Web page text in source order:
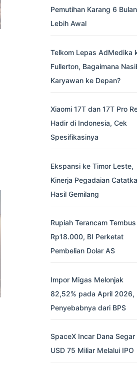
Pemutihan Karang 6 Bulan
Lebih Awal
Telkom Lepas AdMedika
Fullerton, Bagaimana
Karyawan ke Depan?
Xiaomi 17T dan 17T Pro
Hadir di Indonesia, Cek
Spesifikasinya
Ekspansi ke Timor Leste,
Kinerja Pegadaian
Hasil Gemilang
Rupiah Terancam Tembus
Rp18.000, BI Perketat
Pembelian Dolar AS
Impor Migas Melonjak
82,52% pada April 2026,
Penyebabnya dari BPS
SpaceX Incar Dana Segar
USD 75 Miliar Melalui IPO